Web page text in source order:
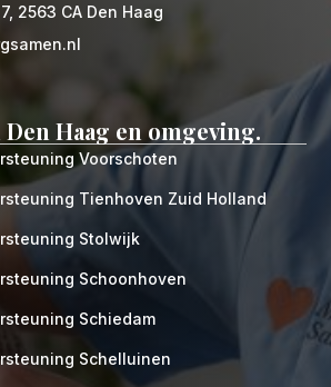
2563 CA Den Haag
Haag en omgeving.
Voorschoten
Tienhoven Zuid Holland
Stolwijk
Schoonhoven
Schiedam
Schelluinen